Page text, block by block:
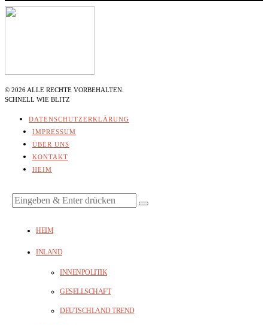
© 2026 ALLE RECHTE VORBEHALTEN.
SCHNELL WIE BLITZ
DATENSCHUTZERKLÄRUNG
IMPRESSUM
ÜBER UNS
KONTAKT
HEIM
HEIM
INLAND
INNENPOLITIK
GESELLSCHAFT
DEUTSCHLAND TREND